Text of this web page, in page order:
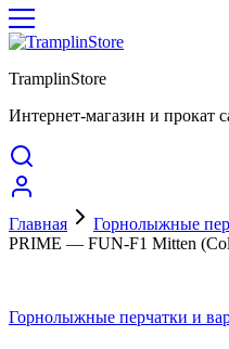
TramplinStore
Интернет-магазин и прокат
Главная Горнолыжные
PRIME — FUN-F1 Mitten
Горнолыжные перчатки и